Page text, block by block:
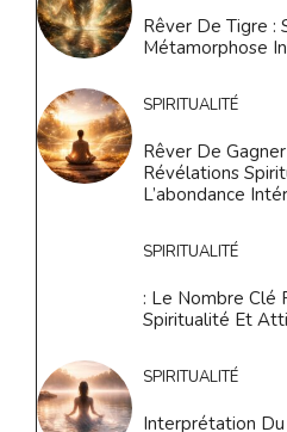
Rêver De Tigre :
Métamorphose
SPIRITUALITÉ
Rêver De
Révélations
L’abondance
SPIRITUALITÉ
: Le Nombre Clé
Spiritualité Et
SPIRITUALITÉ
Interprétation